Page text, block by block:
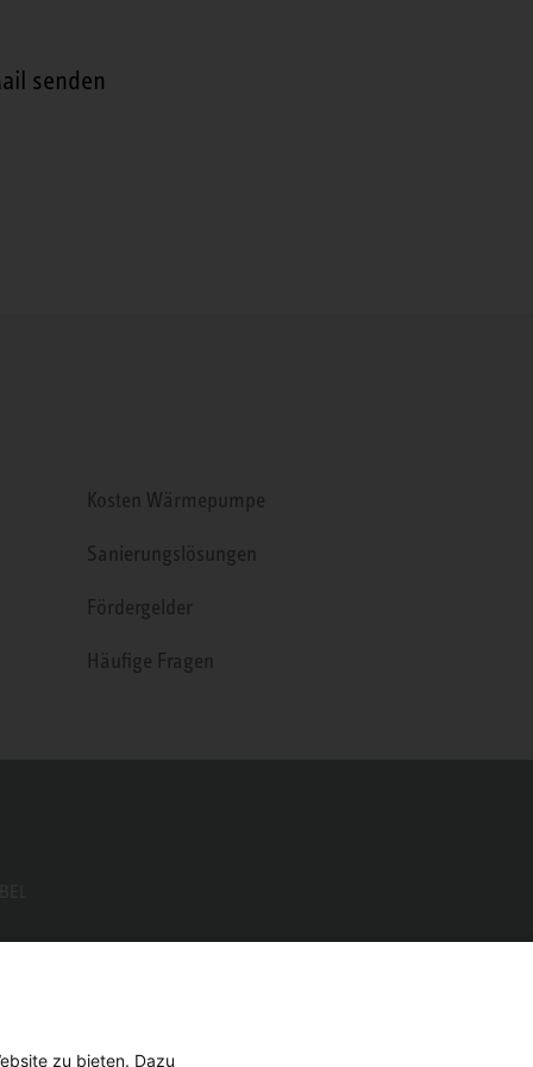
senden
Kosten Wärmepumpe
Sanierungslösungen
Fördergelder
Häufige Fragen
zu bieten. Dazu